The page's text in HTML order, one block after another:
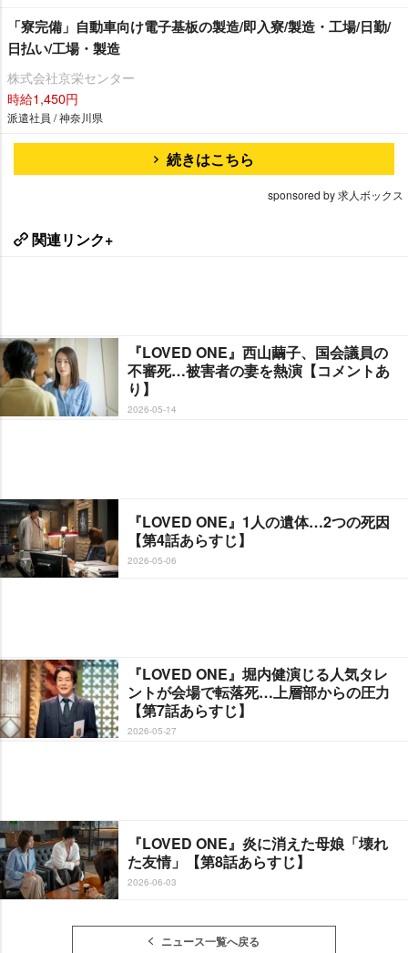
「寮完備」自動車向け電子基板の製造/即入寮/製造・工場/日勤/
日払い/工場・製造
株式会社京栄センター
時給1,450円
派遣社員 / 神奈川県
続きはこちら
sponsored by 求人ボックス
関連リンク+
『LOVED ONE』西山繭子、国会議員の
不審死…被害者の妻を熱演【コメントあ
り】
2026-05-14
『LOVED ONE』1人の遺体…2つの死因
【第4話あらすじ】
2026-05-06
『LOVED ONE』堀内健演じる人気タレ
ントが会場で転落死…上層部からの圧力
【第7話あらすじ】
2026-05-27
『LOVED ONE』炎に消えた母娘「壊れ
た友情」【第8話あらすじ】
2026-06-03
ニュース一覧へ戻る